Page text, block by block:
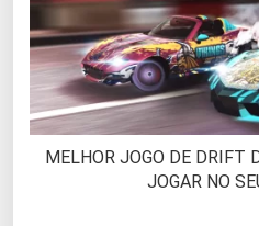
MELHOR JOGO DE DRIFT
JOGAR NO